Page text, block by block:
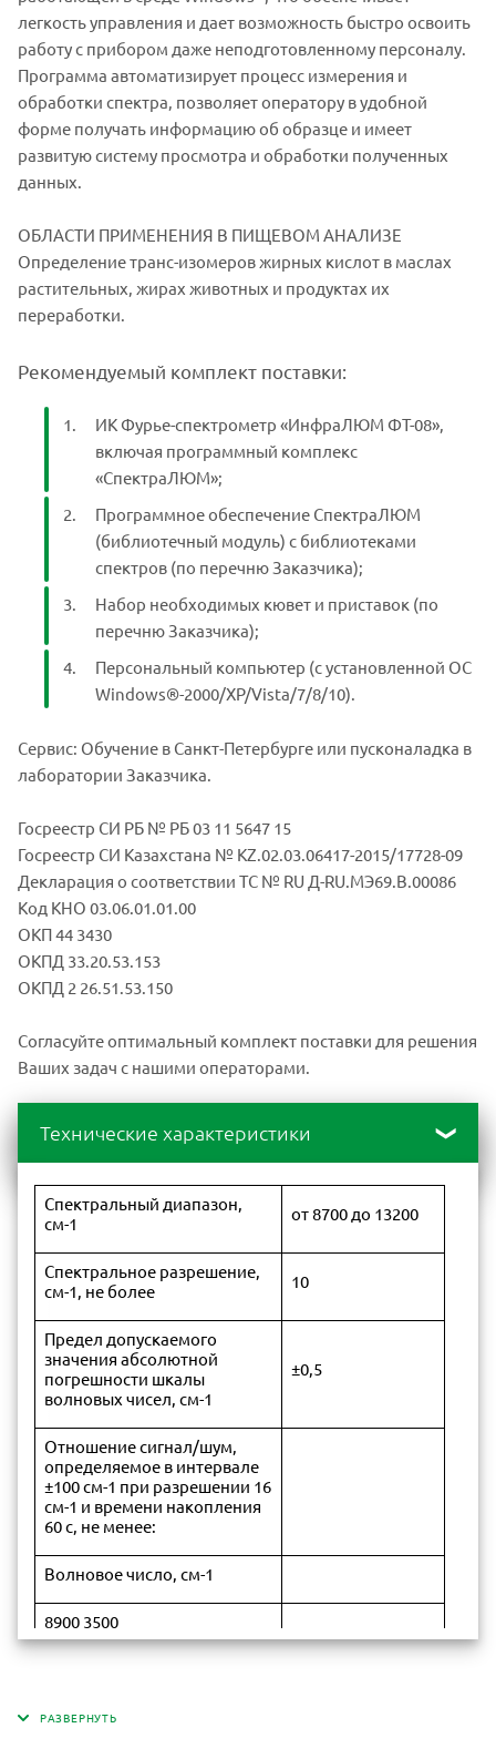
легкость управления и дает возможность быстро освоить
работу с прибором даже неподготовленному персоналу.
Программа автоматизирует процесс измерения и
обработки спектра, позволяет оператору в удобной
форме получать информацию об образце и имеет
развитую систему просмотра и обработки полученных
данных.
ОБЛАСТИ ПРИМЕНЕНИЯ В ПИЩЕВОМ АНАЛИЗЕ
Определение транс-изомеров жирных кислот в маслах
растительных, жирах животных и продуктах их
переработки.
Рекомендуемый комплект поставки:
ИК Фурье-спектрометр «ИнфраЛЮМ ФТ-08»,
включая программный комплекс
«СпектраЛЮМ»;
Программное обеспечение СпектраЛЮМ
(библиотечный модуль) с библиотеками
спектров (по перечню Заказчика);
Набор необходимых кювет и приставок (по
перечню Заказчика);
Персональный компьютер (с установленной ОС
Windows®-2000/XP/Vista/7/8/10).
Сервис: Обучение в Санкт-Петербурге или пусконаладка в
лаборатории Заказчика.
Госреестр СИ РБ № РБ 03 11 5647 15
Госреестр СИ Казахстана № KZ.02.03.06417-2015/17728-09
Декларация о соответствии ТС № RU Д-RU.МЭ69.В.00086
Код КНО 03.06.01.01.00
ОКП 44 3430
ОКПД 33.20.53.153
ОКПД 2 26.51.53.150
Согласуйте оптимальный комплект поставки для решения
Ваших задач с нашими операторами.
Технические характеристики
Спектральный диапазон,
см-1
от 8700 до 13200
Спектральное разрешение,
см-1, не более
10
Предел допускаемого
значения абсолютной
погрешности шкалы
волновых чисел, см-1
±0,5
Отношение сигнал/шум,
определяемое в интервале
±100 см-1 при разрешении 16
см-1 и времени накопления
60 с, не менее:
Волновое число, см-1
8900 3500
12500 6000